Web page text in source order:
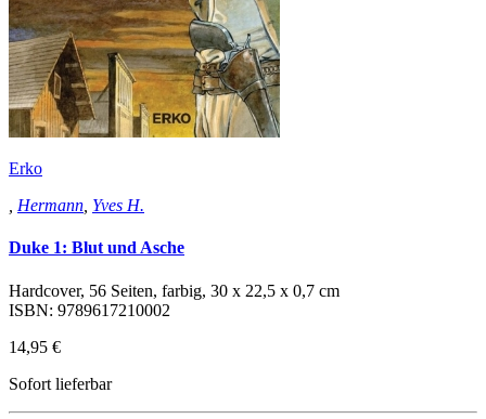
Erko
Hermann Yves H.
Duke 1: Blut und Asche
Hardcover, 56 Seiten, farbig, 30 x 22,5 x 0,7 cm
ISBN: 9789617210002
14,95 €
Sofort lieferbar